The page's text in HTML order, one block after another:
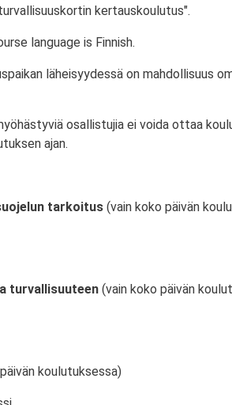
kertauskoulutus".
language is Finnish.
läheisyydessä on mahdollisuus
osallistujia ei voida ottaa
ajan.
tarkoitus (vain koko päivän
turvallisuuteen (vain koko päivän
koulutuksessa)